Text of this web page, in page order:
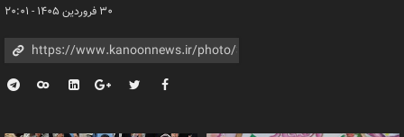
۳۰ فروردین ۱۴۰۵ - ۲۰:۰۱